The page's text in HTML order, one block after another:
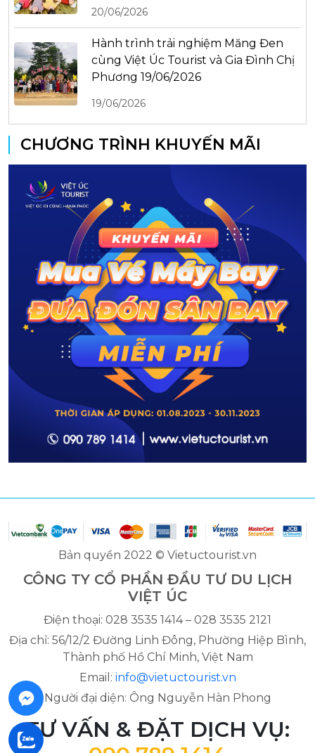
20/06/2026
Hành trình trải nghiệm Măng Đen
cùng Việt Úc Tourist và Gia Đình Chị
Phương 19/06/2026
19/06/2026
CHƯƠNG TRÌNH KHUYẾN MÃI
Bản quyền 2022 © Vietuctourist.vn
CÔNG TY CỔ PHẦN ĐẦU TƯ DU LỊCH
VIỆT ÚC
Điện thoại: 028 3535 1414 – 028 3535 2121
Địa chỉ: 56/12/2 Đường Linh Đông, Phường Hiệp Bình,
Thành phố Hồ Chí Minh, Việt Nam
Email: info@vietuctourist.vn
Người đại diện: Ông Nguyễn Hàn Phong
TƯ VẤN & ĐẶT DỊCH VỤ: